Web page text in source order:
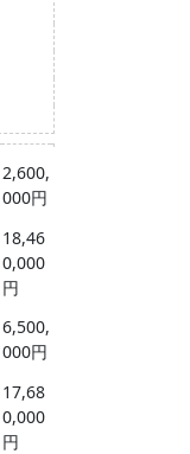
2,600,
000円
18,46
0,000
円
6,500,
000円
17,68
0,000
円